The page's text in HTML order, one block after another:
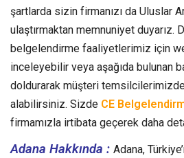
şartlarda sizin firmanızı da Uluslar
ulaştırmaktan memnuniyet duyarız.
belgelendirme faaliyetlerimiz için
inceleyebilir veya aşağıda bulunan
doldurarak müşteri
alabilirsiniz. Sizde CE
firmamızla irtibata geçerek daha
Adana Hakkında : Adana,